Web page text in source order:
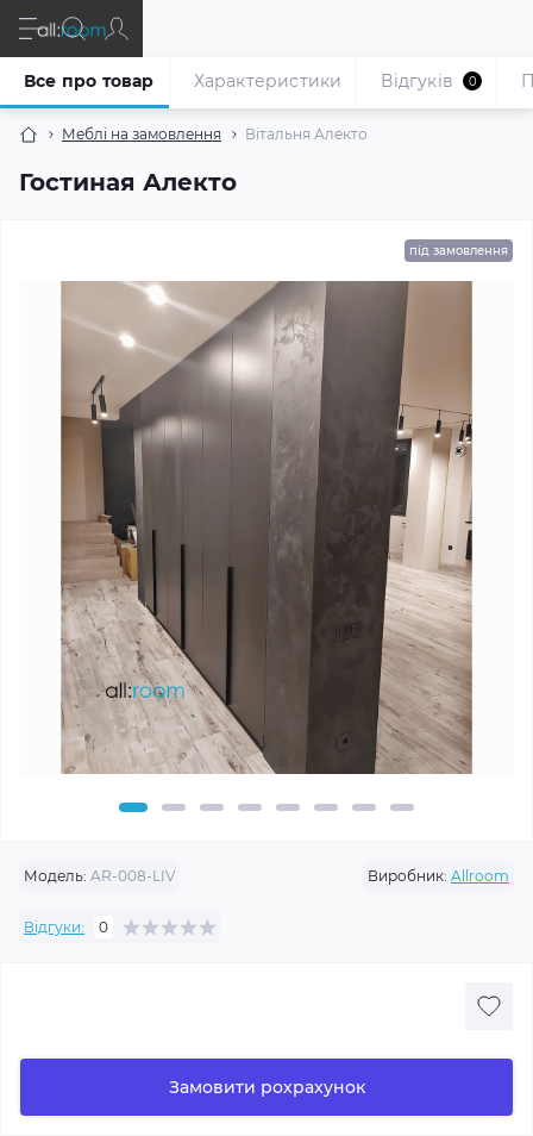
Меблі на замовлення Вітальня Алекто
Гостиная Алекто
Все про товар Характеристики Відгуків 0
під замовлення
Модель: AR-008-LIV Виробник: Allroom
Відгуки: 0
Замовити рохрахунок